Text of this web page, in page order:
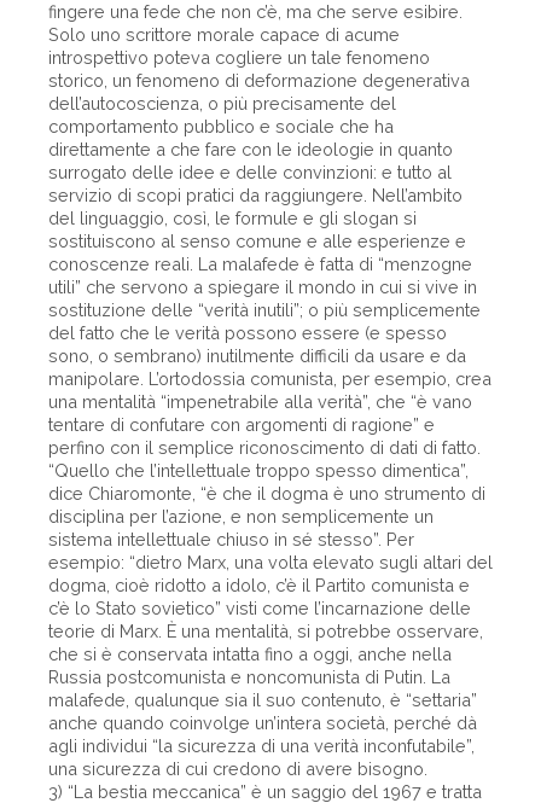
fingere una fede che non c’è, ma che serve esibire.
Solo uno scrittore morale capace di acume
introspettivo poteva cogliere un tale fenomeno
storico, un fenomeno di deformazione degenerativa
dell’autocoscienza, o più precisamente del
comportamento pubblico e sociale che ha
direttamente a che fare con le ideologie in quanto
surrogato delle idee e delle convinzioni: e tutto al
servizio di scopi pratici da raggiungere. Nell’ambito
del linguaggio, così, le formule e gli slogan si
sostituiscono al senso comune e alle esperienze e
conoscenze reali. La malafede è fatta di “menzogne
utili” che servono a spiegare il mondo in cui si vive in
sostituzione delle “verità inutili”; o più semplicemente
del fatto che le verità possono essere (e spesso
sono, o sembrano) inutilmente difficili da usare e da
manipolare. L’ortodossia comunista, per esempio, crea
una mentalità “impenetrabile alla verità”, che “è vano
tentare di confutare con argomenti di ragione” e
perfino con il semplice riconoscimento di dati di fatto.
“Quello che l’intellettuale troppo spesso dimentica”,
dice Chiaromonte, “è che il dogma è uno strumento di
disciplina per l’azione, e non semplicemente un
sistema intellettuale chiuso in sé stesso”. Per
esempio: “dietro Marx, una volta elevato sugli altari del
dogma, cioè ridotto a idolo, c’è il Partito comunista e
c’è lo Stato sovietico” visti come l’incarnazione delle
teorie di Marx. È una mentalità, si potrebbe osservare,
che si è conservata intatta fino a oggi, anche nella
Russia postcomunista e noncomunista di Putin. La
malafede, qualunque sia il suo contenuto, è “settaria”
anche quando coinvolge un’intera società, perché dà
agli individui “la sicurezza di una verità inconfutabile”,
una sicurezza di cui credono di avere bisogno.
3) “La bestia meccanica” è un saggio del 1967 e tratta